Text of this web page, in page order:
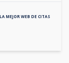
LA MEJOR WEB DE CITAS